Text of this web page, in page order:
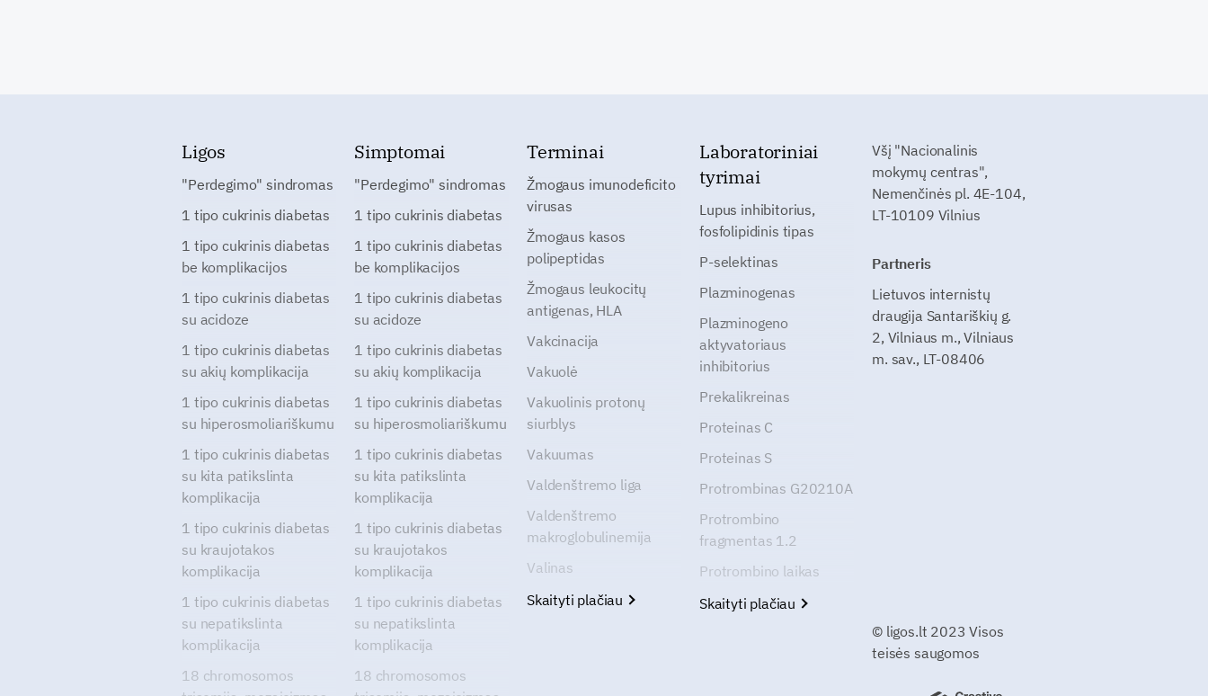
Ligos
"Perdegimo" sindromas
1 tipo cukrinis diabetas
1 tipo cukrinis diabetas
be komplikacijos
1 tipo cukrinis diabetas
su acidoze
1 tipo cukrinis diabetas
su akių komplikacija
1 tipo cukrinis diabetas
su hiperosmoliariškumu
1 tipo cukrinis diabetas
su kita patikslinta
komplikacija
1 tipo cukrinis diabetas
su kraujotakos
komplikacija
1 tipo cukrinis diabetas
su nepatikslinta
komplikacija
18 chromosomos
Simptomai
"Perdegimo" sindromas
1 tipo cukrinis diabetas
1 tipo cukrinis diabetas
be komplikacijos
1 tipo cukrinis diabetas
su acidoze
1 tipo cukrinis diabetas
su akių komplikacija
1 tipo cukrinis diabetas
su hiperosmoliariškumu
1 tipo cukrinis diabetas
su kita patikslinta
komplikacija
1 tipo cukrinis diabetas
su kraujotakos
komplikacija
1 tipo cukrinis diabetas
su nepatikslinta
komplikacija
18 chromosomos
Terminai
Žmogaus imunodeficito
virusas
Žmogaus kasos
polipeptidas
Žmogaus leukocitų
antigenas, HLA
Vakcinacija
Vakuolė
Vakuolinis protonų
siurblys
Vakuumas
Valdenštremo liga
Valdenštremo
makroglobulinemija
Valinas
Skaityti plačiau
Laboratoriniai
tyrimai
Lupus inhibitorius,
fosfolipidinis tipas
P-selektinas
Plazminogenas
Plazminogeno
aktyvatoriaus
inhibitorius
Prekalikreinas
Proteinas C
Proteinas S
Protrombinas G20210A
Protrombino
fragmentas 1.2
Protrombino laikas
Skaityti plačiau
Všį "Nacionalinis
mokymų centras",
Nemenčinės pl. 4E-104,
LT-10109 Vilnius
Partneris
Lietuvos internistų
draugija Santariškių g.
2, Vilniaus m., Vilniaus
m. sav., LT-08406
© ligos.lt 2023 Visos
teisės saugomos